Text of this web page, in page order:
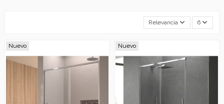
Relevancia 6
Nuevo Nuevo